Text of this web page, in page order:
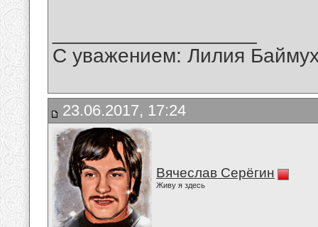
С уважением: Лилия
23.06.2017, 17:24
Вячеслав Серёгин
Живу я здесь